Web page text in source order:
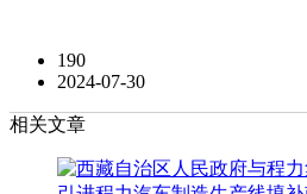
190
2024-07-30
相关文章